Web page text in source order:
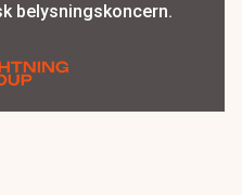
belysningskoncern.